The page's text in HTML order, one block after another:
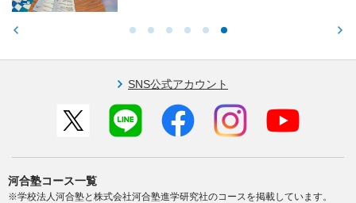
SNS公式アカウント
河合塾コース一覧
※学校法人河合塾と株式会社河合塾進学研究社のコースを掲載しています。